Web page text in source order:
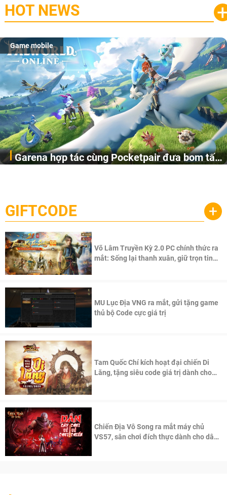
HOT NEWS
Game mobile
Garena hợp tác cùng Pocketpair đưa bom tấn
cầu, theo giấy phép chính thức từ công ty game Nhật Bản
Pocketpair, Inc.
GIFTCODE +
Võ Lâm Truyền Kỳ 2.0 PC chính thức ra
mắt: Sống lại thanh xuân, giữ trọn tinh
MU Lục Địa VNG ra mắt, gửi tặng game
thủ bộ Code cực giá trị
Tam Quốc Chí kích hoạt đại chiến Di
Lăng, tặng siêu code giá trị dành cho
Chiến Địa Vô Song ra mắt máy chủ
VS57, sân chơi đích thực dành cho dân